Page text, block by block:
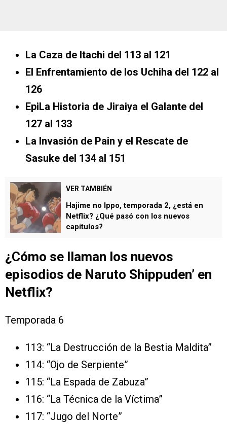
La Caza de Itachi del 113 al 121
El Enfrentamiento de los Uchiha del 122 al
126
EpiLa Historia de Jiraiya el Galante del
127 al 133
La Invasión de Pain y el Rescate de
Sasuke del 134 al 151
VER TAMBIÉN
Hajime no Ippo, temporada 2, ¿está en
Netflix? ¿Qué pasó con los nuevos
capítulos?
¿Cómo se llaman los nuevos
episodios de Naruto Shippuden’ en
Netflix?
Temporada 6
113: “La Destrucción de la Bestia Maldita”
114: “Ojo de Serpiente”
115: “La Espada de Zabuza”
116: “La Técnica de la Víctima”
117: “Jugo del Norte”